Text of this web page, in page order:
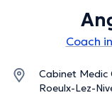
Coach
Cabinet Medic
Roeulx-Lez-